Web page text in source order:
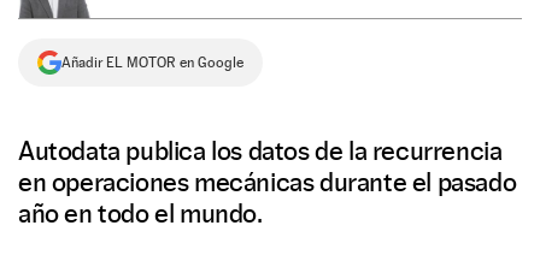
Añadir EL MOTOR en Google
Autodata publica los datos de la recurrencia
en operaciones mecánicas durante el pasado
año en todo el mundo.